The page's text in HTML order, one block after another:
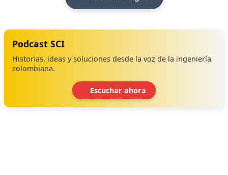
Podcast SCI
Historias, ideas y soluciones desde la voz de la ingeniería
colombiana.
Escuchar ahora